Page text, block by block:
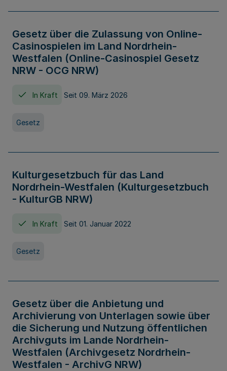
Gesetz über die Zulassung von Online-
Casinospielen im Land Nordrhein-
Westfalen (Online-Casinospiel Gesetz
NRW - OCG NRW)
In Kraft Seit 09. März 2026
Gesetz
Kulturgesetzbuch für das Land
Nordrhein-Westfalen (Kulturgesetzbuch
- KulturGB NRW)
In Kraft Seit 01. Januar 2022
Gesetz
Gesetz über die Anbietung und
Archivierung von Unterlagen sowie über
die Sicherung und Nutzung öffentlichen
Archivguts im Lande Nordrhein-
Westfalen (Archivgesetz Nordrhein-
Westfalen - ArchivG NRW)